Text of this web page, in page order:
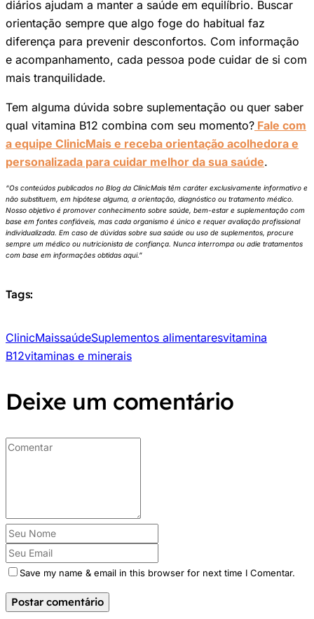
diários ajudam a manter a saúde em equilíbrio. Buscar
orientação sempre que algo foge do habitual faz
diferença para prevenir desconfortos. Com informação
e acompanhamento, cada pessoa pode cuidar de si com
mais tranquilidade.
Tem alguma dúvida sobre suplementação ou quer saber
qual vitamina B12 combina com seu momento? Fale com
a equipe ClinicMais e receba orientação acolhedora e
personalizada para cuidar melhor da sua saúde.
“Os conteúdos publicados no Blog da ClinicMais têm caráter exclusivamente informativo e
não substituem, em hipótese alguma, a orientação, diagnóstico ou tratamento médico.
Nosso objetivo é promover conhecimento sobre saúde, bem-estar e suplementação com
base em fontes confiáveis, mas cada organismo é único e requer avaliação profissional
individualizada. Em caso de dúvidas sobre sua saúde ou uso de suplementos, procure
sempre um médico ou nutricionista de confiança. Nunca interrompa ou adie tratamentos
com base em informações obtidas aqui.”
Tags:
ClinicMaissaúdeSuplementos alimentaresvitamina
B12vitaminas e minerais
Deixe um comentário
Save my name & email in this browser for next time I Comentar.
Postar comentário